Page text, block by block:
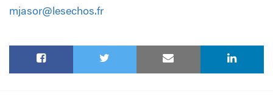
mjasor@lesechos.fr